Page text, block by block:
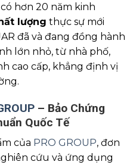
hơn 20 năm kinh
lượng thực sự mới
đã và đang đồng hành
lớn nhỏ, từ nhà phố,
cao cấp, khẳng định vị
– Bảo Chứng
Quốc Tế
của PRO GROUP, đơn
cứu và ứng dụng